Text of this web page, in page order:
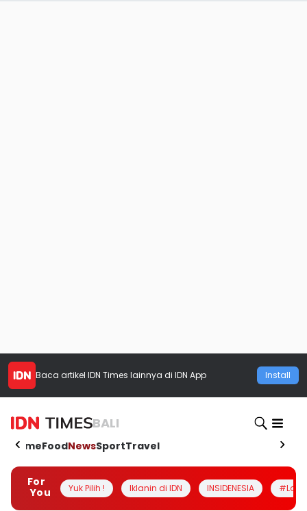
Baca artikel IDN Times lainnya di IDN App Install
BALI
HomeFoodNewsSportTravel
For
You
Yuk Pilih ! Iklanin di IDN INSIDENESIA